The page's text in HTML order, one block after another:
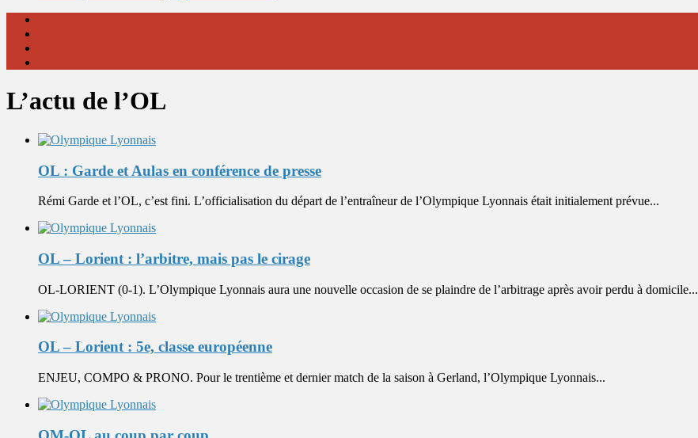
L’actu de l’OL
OL : Garde et Aulas en conférence de presse
Rémi Garde et l’OL, c’est fini. L’officialisation du départ de l’entraîneur de l’Olympique Lyonnais était initialement prévue...
OL – Lorient : l’arbitre, mais pas le cirage
OL-LORIENT (0-1). L’Olympique Lyonnais aura une nouvelle occasion de se plaindre de l’arbitrage après avoir perdu à domicile...
OL – Lorient : 5e, classe européenne
ENJEU, COMPO & PRONO. Pour le trentième et dernier match de la saison à Gerland, l’Olympique Lyonnais...